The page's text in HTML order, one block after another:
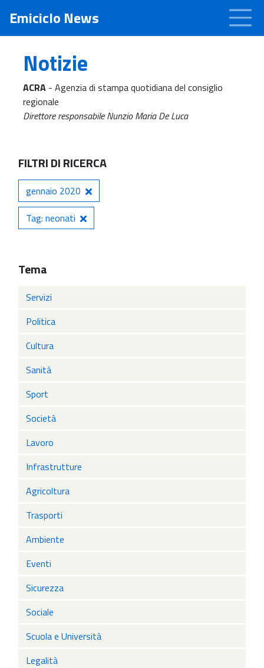
Emiciclo News
Notizie
ACRA - Agenzia di stampa quotidiana del consiglio
regionale
Direttore responsabile Nunzio Maria De Luca
FILTRI DI RICERCA
gennaio 2020
Tag: neonati
Tema
Servizi
Politica
Cultura
Sanità
Sport
Società
Lavoro
Infrastrutture
Agricoltura
Trasporti
Ambiente
Eventi
Sicurezza
Sociale
Scuola e Università
Legalità